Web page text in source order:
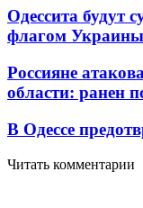
Одессита будут
флагом Украины
Россияне
области: ранен
В Одессе
Читать комментарии